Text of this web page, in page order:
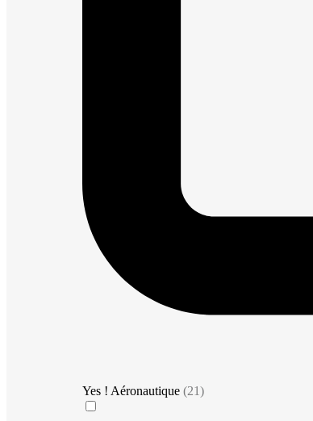
Yes ! Aéronautique (21)